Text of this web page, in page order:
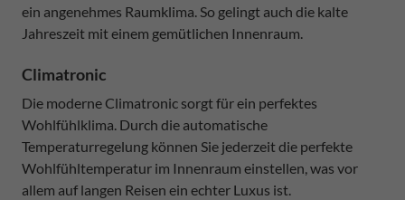
ein angenehmes Raumklima. So gelingt auch die kalte
Jahreszeit mit einem gemütlichen Innenraum.
Climatronic
Die moderne Climatronic sorgt für ein perfektes
Wohlfühlklima. Durch die automatische
Temperaturregelung können Sie jederzeit die perfekte
Wohlfühltemperatur im Innenraum einstellen, was vor
allem auf langen Reisen ein echter Luxus ist.